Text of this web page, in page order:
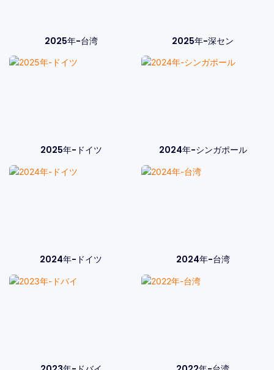
2025年-台湾 2025年-深セン
2025年-ドイツ 2024年-シンガポール
2024年-ドイツ 2024年-台湾